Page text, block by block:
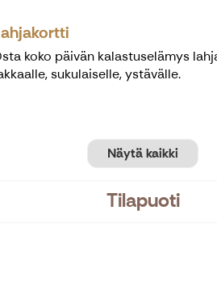
koko päivän kalastuselämys
sukulaiselle, ystävälle.
Näytä kaikki
Tilapuoti